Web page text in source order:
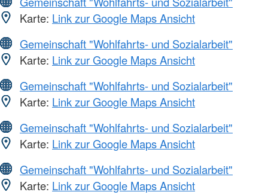
Karte: Link zur Google Maps Ansicht
Gemeinschaft "Wohlfahrts- und Sozialarbeit"
Karte: Link zur Google Maps Ansicht
Gemeinschaft "Wohlfahrts- und Sozialarbeit"
Karte: Link zur Google Maps Ansicht
Gemeinschaft "Wohlfahrts- und Sozialarbeit"
Karte: Link zur Google Maps Ansicht
Gemeinschaft "Wohlfahrts- und Sozialarbeit"
Karte: Link zur Google Maps Ansicht